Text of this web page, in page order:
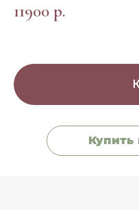
11900 р.
Купить